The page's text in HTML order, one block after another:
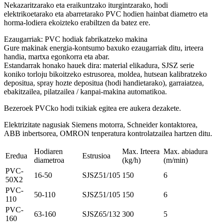
Nekazaritzarako eta eraikuntzako iturgintzarako, hodi
elektrikoetarako eta abarretarako PVC hodien hainbat diametro eta
horma-lodiera ekoizteko erabiltzen da batez ere.
Ezaugarriak: PVC hodiak fabrikatzeko makina
Gure makinak energia-kontsumo baxuko ezaugarriak ditu, irteera
handia, martxa egonkorra eta abar.
Estandarrak honako hauek dira: material elikadura, SJSZ serie
koniko torloju bikoitzeko estrusorea, moldea, hutsean kalibratzeko
depositua, spray hozte depositua (hodi handietarako), garraiatzea,
ebakitzailea, pilatzailea / kanpai-makina automatikoa.
Bezeroek PVCko hodi txikiak egitea ere aukera dezakete.
Elektrizitate nagusiak Siemens motorra, Schneider kontaktorea,
ABB inbertsorea, OMRON tenperatura kontrolatzailea hartzen ditu.
Eredua
Hodiaren
diametroa
Estrusioa
Max. Irteera
(kg/h)
Max. abiadura
(m/min)
PVC-
50X2
16-50 SJSZ51/105 150
6
PVC-
110
50-110 SJSZ51/105 150
6
PVC-
160
63-160 SJSZ65/132 300
5